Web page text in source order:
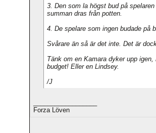
3. Den som la högst bud på
summan dras från potten.
4. De spelare som ingen budade på
Svårare än så är det inte. Det är
Tänk om en Kamara dyker upp
budget! Eller en Lindsey.
/J
Forza Löven